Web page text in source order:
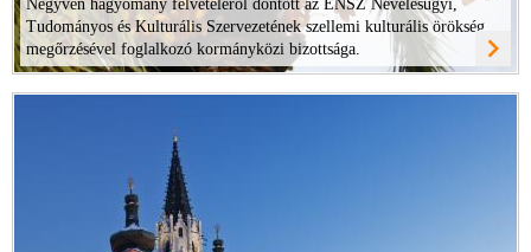
Negyven hagyomány felvételéről döntött az ENSZ Nevelésügyi,
Tudományos és Kulturális Szervezetének szellemi kulturális örökség
megőrzésével foglalkozó kormányközi bizottsága.
navigate_next